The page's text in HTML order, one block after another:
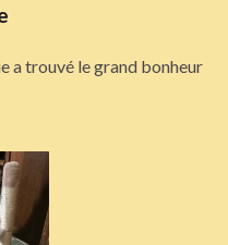
a trouvé le grand bonheur